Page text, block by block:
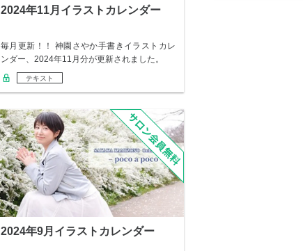
2024年11月イラストカレンダー
毎月更新！！ 神園さやか手書きイラストカレ
ンダー、2024年11月分が更新されました。
テキスト
2024年9月イラストカレンダー